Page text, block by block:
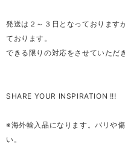
発送は２～３日となっております
ております。
できる限りの対応をさせていただ
SHARE YOUR INSPIRATION !!!
※海外輸入品になります。バリや
い。